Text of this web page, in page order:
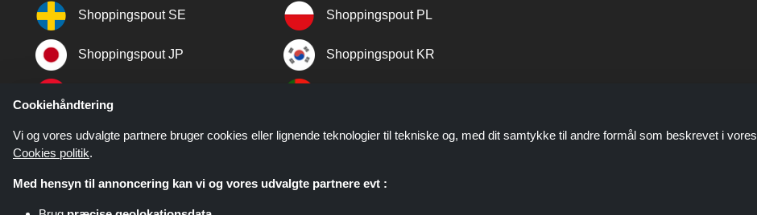
Shoppingspout SE Shoppingspout PL
Shoppingspout JP Shoppingspout KR
Shoppingspout NO
Cookiehåndtering
Vi og vores udvalgte partnere bruger cookies eller lignende teknologier til tekniske og, med dit samtykke til andre formål som beskrevet i vores
Cookies politik.
Med hensyn til annoncering kan vi og vores udvalgte partnere evt :